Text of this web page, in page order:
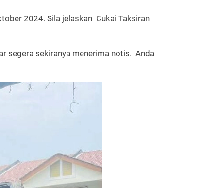
2024. Sila jelaskan Cukai Taksiran
segera sekiranya menerima notis. Anda